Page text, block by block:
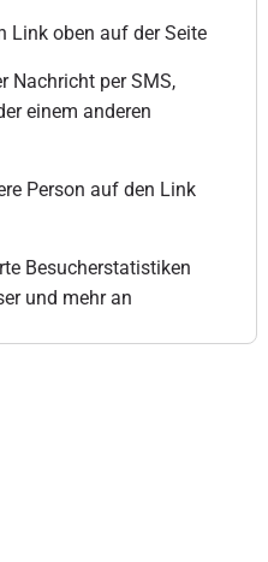
Link oben auf der Seite
Nachricht per SMS,
einem anderen
Person auf den Link
Besucherstatistiken
und mehr an